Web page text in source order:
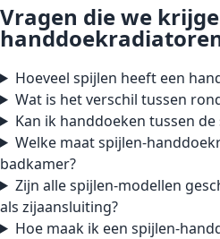
Vragen die we
Hoeveel spijlen heeft een
Wat is het verschil tussen
Kan ik handdoeken tussen
Welke maat spijlen-
badkamer?
Zijn alle spijlen-modellen
als zijaansluiting?
Hoe maak ik een spijlen-